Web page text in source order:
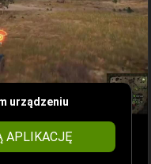
urządzeniu
APLIKACJĘ